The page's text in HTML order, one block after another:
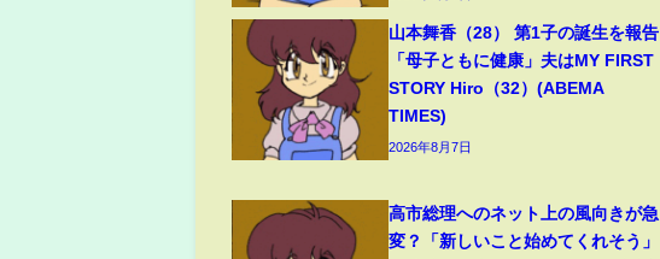
山本舞香（28） 第1子の誕生を報告
「母子ともに健康」夫はMY FIRST
STORY Hiro（32）(ABEMA
TIMES)
2026年8月7日
高市総理へのネット上の風向きが急
変？「新しいこと始めてくれそう」